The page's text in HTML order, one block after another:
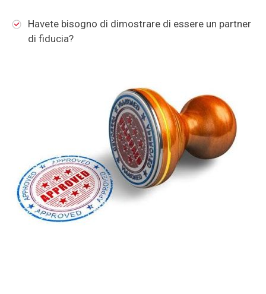
Havete bisogno di dimostrare di essere un partner
di fiducia?